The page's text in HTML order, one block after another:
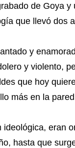
de Goya
que llevó dos
y
y violento,
que hoy
más en la
ideológica, eran
hasta que